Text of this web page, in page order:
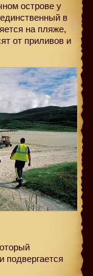
острове у
в
на пляже,
от приливов и
подвергается